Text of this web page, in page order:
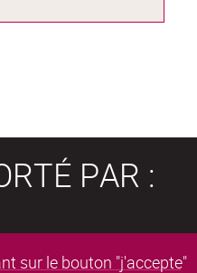
sur le bouton "j'accepte"
PAR :